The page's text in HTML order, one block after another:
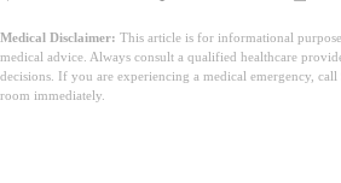
Medical Disclaimer: This article is for informational
medical advice. Always consult a qualified healthcare
decisions. If you are experiencing a medical emergency,
room immediately.